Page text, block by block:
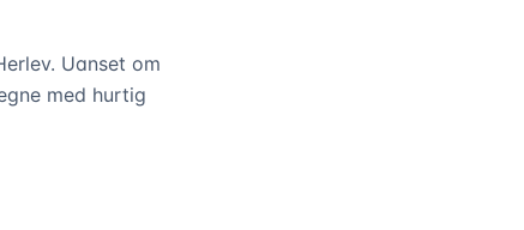
Uanset om
med hurtig